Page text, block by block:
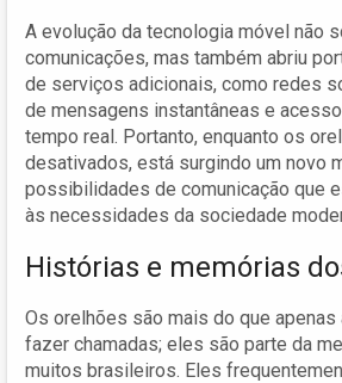
A evolução da tecnologia móvel não
comunicações, mas também abriu
de serviços adicionais, como redes
de mensagens instantâneas e
tempo real. Portanto, enquanto os
desativados, está surgindo um novo
possibilidades de comunicação que
às necessidades da sociedade
Histórias e memórias
Os orelhões são mais do que apenas
fazer chamadas; eles são parte da
muitos brasileiros. Eles